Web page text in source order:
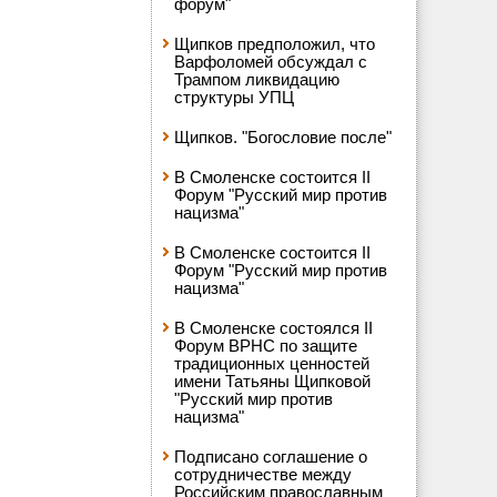
форум"
Щипков предположил, что
Варфоломей обсуждал с
Трампом ликвидацию
структуры УПЦ
Щипков. "Богословие после"
В Смоленске состоится II
Форум "Русский мир против
нацизма"
В Смоленске состоится II
Форум "Русский мир против
нацизма"
В Смоленске состоялся II
Форум ВРНС по защите
традиционных ценностей
имени Татьяны Щипковой
"Русский мир против
нацизма"
Подписано соглашение о
сотрудничестве между
Российским православным